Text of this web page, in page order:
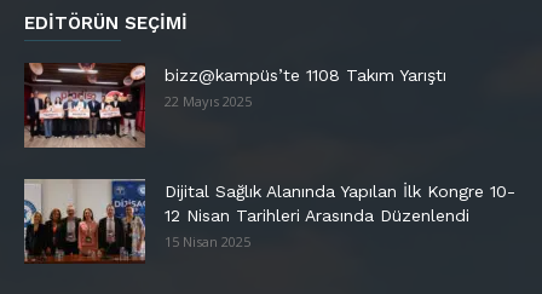
EDITÖRÜN SEÇIMI
bizz@kampüs’te 1108 Takım Yarıştı
22 Mayıs 2025
Dijital Sağlık Alanında Yapılan İlk Kongre 10-
12 Nisan Tarihleri Arasında Düzenlendi
15 Nisan 2025